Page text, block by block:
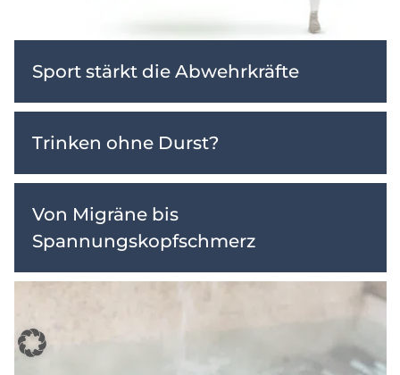
Sport stärkt die Abwehrkräfte
Trinken ohne Durst?
Von Migräne bis
Spannungskopfschmerz